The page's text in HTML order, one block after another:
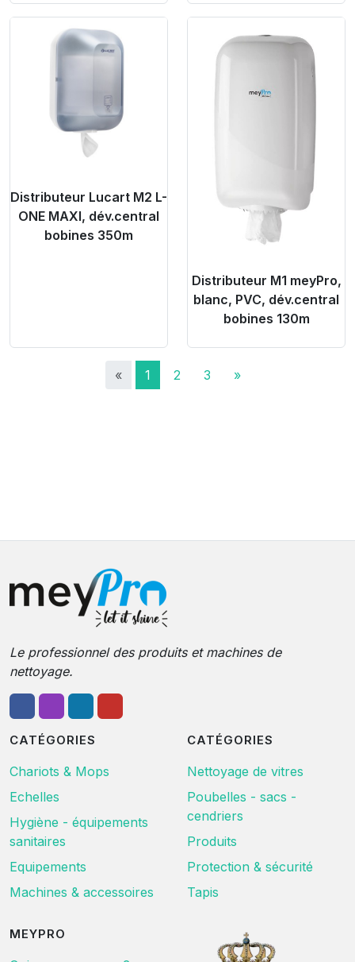
Product Link
Distributeur Lucart M2 L-
ONE MAXI, dév.central
bobines 350m
Product Link
Distributeur M1 meyPro,
blanc, PVC, dév.central
bobines 130m
« 1 2 3 »
Le professionnel des produits et machines de
nettoyage.
CATÉGORIES
Chariots & Mops
Echelles
Hygiène - équipements
sanitaires
Equipements
Machines & accessoires
CATÉGORIES
Nettoyage de vitres
Poubelles - sacs -
cendriers
Produits
Protection & sécurité
Tapis
MEYPRO